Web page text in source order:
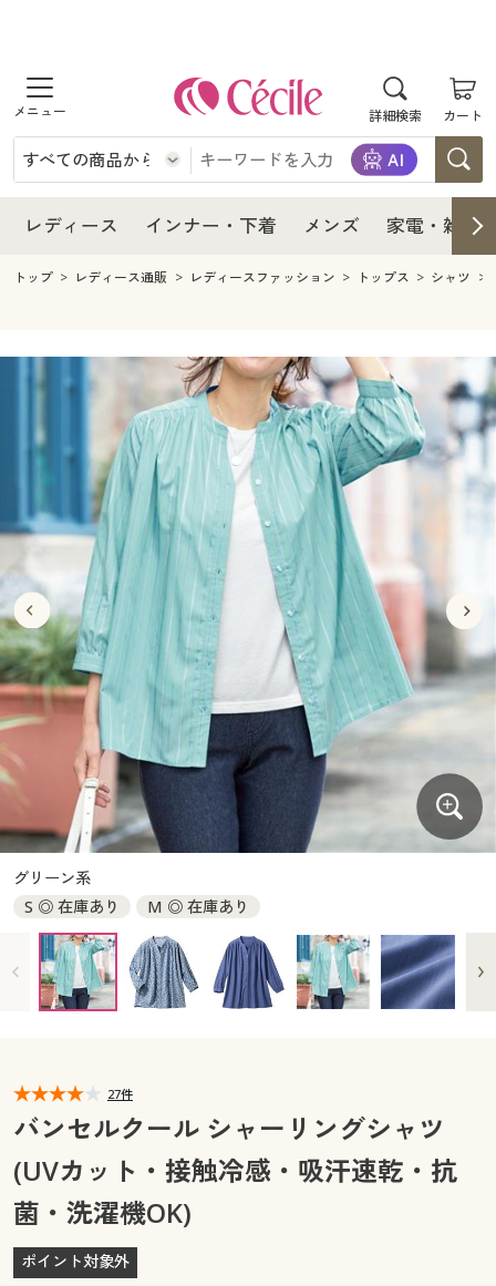
詳細検索 カート
商品を探す
レディース
レディースファッション
インナー・下着
インナー・下着通販すべて
メンズ下着
ジュニア・ティーンズ下着
メンズ
メンズファッション
メンズ下着
家電・雑貨すべて
家電
キッチン・雑貨・日用品
寝具・インテリア・家具
寝具・インテリア・家具通販すべて
家具・収納
寝具・ベッド
カーテン・ラグ・ファブリック
美容・健康
美容・健康通販すべて
美容・健康・サプリメント
制服・スクール
制服・スクールすべて
制服・学生服
ジュニア・ティーンズ下着
大きいサイズ
大きいサイズ通販すべて
大きいサイズ レディース服
大きいサイズ レディース下着
大きいサイズ メンズ
大きいサイズ 事務・制服
バーゲン
バーゲンセール
シークレットセール
詳細検索
商品カテゴリ一覧
カタログ
カタログ・チラシからのご注文
デジタルカタログ
カタログ無料プレゼント
マイページ
閲覧履歴
お気に入り
レディース インナー・下着 メンズ 家電・雑貨
レディース
レディース通販すべて
レディースファッション
インナー・下着
インナー・下着通販すべて
ジュニア・ティーンズ下着
メンズ
メンズ下着
家電
キッチン・雑貨・日用品
寝具・インテリア・家具通販すべて
家具・収納
寝具・ベッド
カーテン・ラグ・ファブリック
美容・健康
美容・健康通販すべて
美容・健康・サプリメント
制服・スクール
制服・スクールすべて
制服・学生服
ジュニア・ティーンズ下着
大きいサイズ
大きいサイズ通販すべて
大きいサイズ レディース服
大きいサイズ レディース下着
大きいサイズ メンズ
大きいサイズ 事務・制服
バーゲン
バーゲンセール
シークレットセール
詳細検索
商品カテゴリ一覧
カタログ
カタログ・チラシからのご注文
カタログ無料プレゼント
会員メニュー
閲覧履歴
お気に入り
サポート
ご利用ガイド
トップ レディース通販 レディースファッション トップス シャツ
グリーン系
S ◎ 在庫あり
M ◎ 在庫あり
27件
バンセルクール シャーリングシャツ
(UVカット・接触冷感・吸汗速乾・抗
菌・洗濯機OK)
ポイント対象外